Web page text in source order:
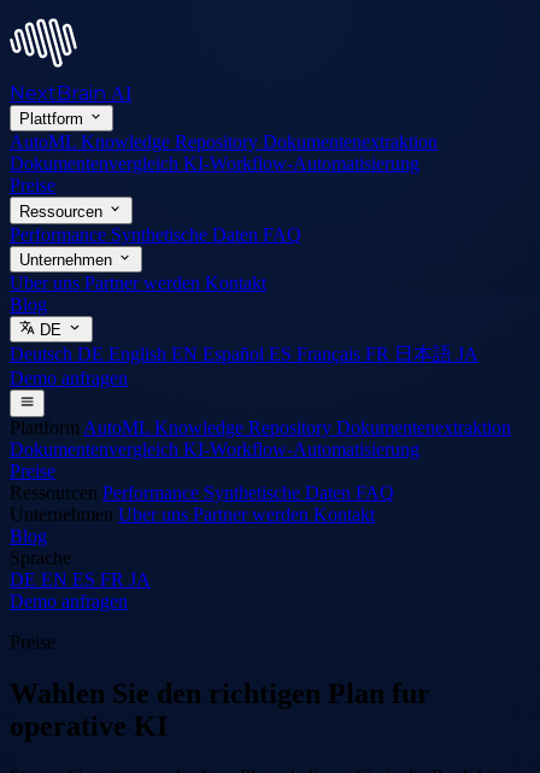
NextBrain AI
Plattform
AutoML Knowledge Repository Dokumentenextraktion
Dokumentenvergleich KI-Workflow-Automatisierung
Preise
Ressourcen
Performance Synthetische Daten FAQ
Unternehmen
Uber uns Partner werden Kontakt
Blog
DE
Deutsch DE English EN Español ES Français FR 日本語 JA
Demo anfragen
Plattform AutoML Knowledge Repository Dokumentenextraktion
Dokumentenvergleich KI-Workflow-Automatisierung
Preise
Ressourcen Performance Synthetische Daten FAQ
Unternehmen Uber uns Partner werden Kontakt
Blog
Sprache
DE EN ES FR JA
Demo anfragen
Preise
Wahlen Sie den richtigen Plan fur
operative KI